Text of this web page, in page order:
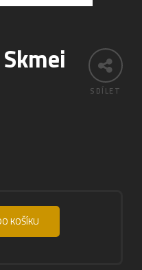
SDÍLET
KOŠÍKU